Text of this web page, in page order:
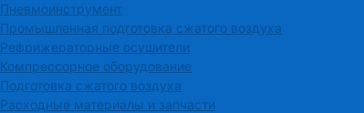
Пневмоинструмент
Промышленная подготовка сжатого воздуха
Рефрижераторные осушители
Компрессорное оборудование
Подготовка сжатого воздуха
Расходные материалы и запчасти